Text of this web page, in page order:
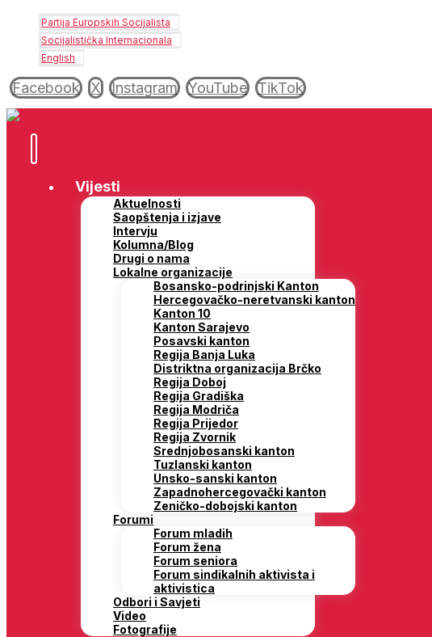
Partija Europskih Socijalista
Socijalistička Internacionala
English
Facebook X Instagram YouTube TikTok
Vijesti
Aktuelnosti
Saopštenja i izjave
Intervju
Kolumna/Blog
Drugi o nama
Lokalne organizacije
Bosansko-podrinjski Kanton
Hercegovačko-neretvanski kanton
Kanton 10
Kanton Sarajevo
Posavski kanton
Regija Banja Luka
Distriktna organizacija Brčko
Regija Doboj
Regija Gradiška
Regija Modriča
Regija Prijedor
Regija Zvornik
Srednjobosanski kanton
Tuzlanski kanton
Unsko-sanski kanton
Zapadnohercegovački kanton
Zeničko-dobojski kanton
Forumi
Forum mladih
Forum žena
Forum seniora
Forum sindikalnih aktivista i
aktivistica
Odbori i Savjeti
Video
Fotografije